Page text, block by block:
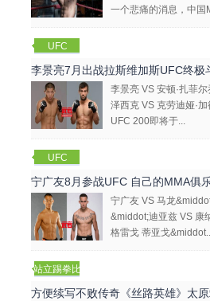
一个悲痛的消息，中国
UFC
李景亮7月出战拉斯维加斯UFC终极
李景亮 VS 安顿·扎菲
泽西克 VS 克劳迪娅·
UFC 200即将于...
UFC
宁广友8月参战UFC 自己的MMA俱
宁广友 VS 马龙
&middot;迪亚兹 VS 康
格雷戈 蒂亚戈
站立踢拳比
赛视频
方便续写不败传奇《丝路英雄》太